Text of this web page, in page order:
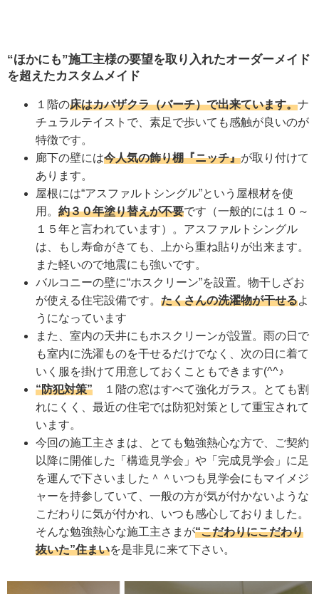
“ほかにも”施工主様の要望を取り入れたオーダーメイド
を超えたカスタムメイド
１階の床はカバザクラ（バーチ）で出来ています。ナ
チュラルテイストで、素足で歩いても感触が良いのが
特徴です。
廊下の壁には今人気の飾り棚『ニッチ』が取り付けて
あります。
屋根には“アスファルトシングル”という屋根材を使
用。 約３０年塗り替えが不要です（一般的には１０～
１５年と言われています）。アスファルトシングル
は、もし寿命がきても、上から重ね貼りが出来ます。
また軽いので地震にも強いです。
バルコニーの壁に“ホスクリーン”を設置。物干しざお
が使える住宅設備です。 たくさんの洗濯物が干せるよ
うになっています
また、室内の天井にもホスクリーンが設置。雨の日で
も室内に洗濯ものを干せるだけでなく、次の日に着て
いく服を掛けて用意しておくこともできます(^^♪
“防犯対策” １階の窓はすべて強化ガラス。とても割
れにくく、最近の住宅では防犯対策として重宝されて
います。
今回の施工主さまは、とても勉強熱心な方で、ご契約
以降に開催した「構造見学会」や「完成見学会」に足
を運んで下さいました＾＾いつも見学会にもマイメジ
ャーを持参していて、一般の方が気が付かないような
こだわりに気が付かれ、いつも感心しておりました。
そんな勉強熱心な施工主さまが“こだわりにこだわり
抜いた”住まいを是非見に来て下さい。